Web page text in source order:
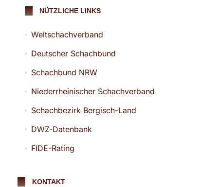
NÜTZLICHE LINKS
Weltschachverband
Deutscher Schachbund
Schachbund NRW
Niederrheinischer Schachverband
Schachbezirk Bergisch-Land
DWZ-Datenbank
FIDE-Rating
KONTAKT